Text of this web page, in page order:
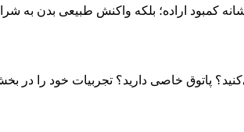
کمبود اراده؛ بلکه واکنش طبیعی بدن به
پاتوق خاصی دارید؟ تجربیات خود را